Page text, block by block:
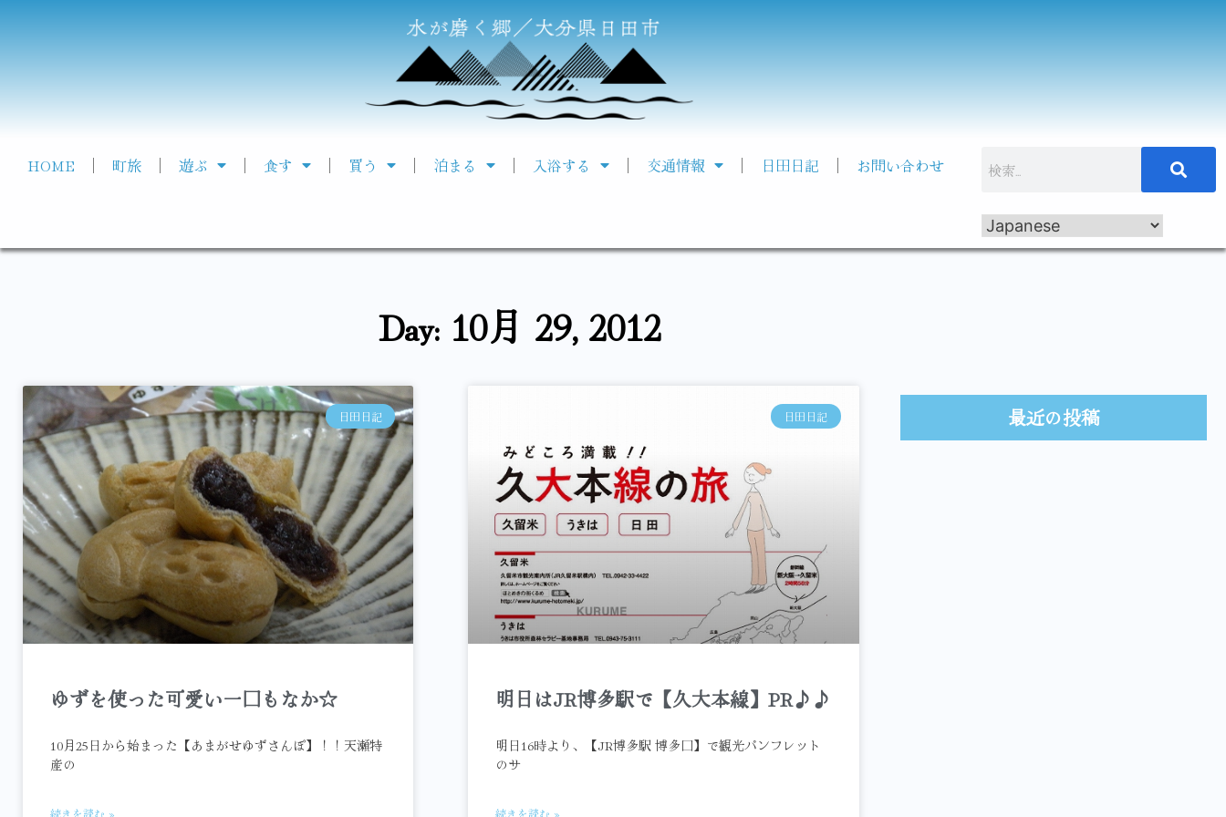
HOME 町旅 遊ぶ 食す 買う 泊まる 入浴する 交通情報 日田日記 お問い合わせ
Day: 10月 29, 2012
日田日記
ゆずを使った可愛い一口もなか☆
10月25日から始まった【あまがせゆずさんぽ】！！天瀬特
産の
続きを読む »
日田日記
明日はJR博多駅で【久大本線】PR♪♪
明日16時より、【JR博多駅 博多口】で観光パンフレット
のサ
続きを読む »
最近の投稿